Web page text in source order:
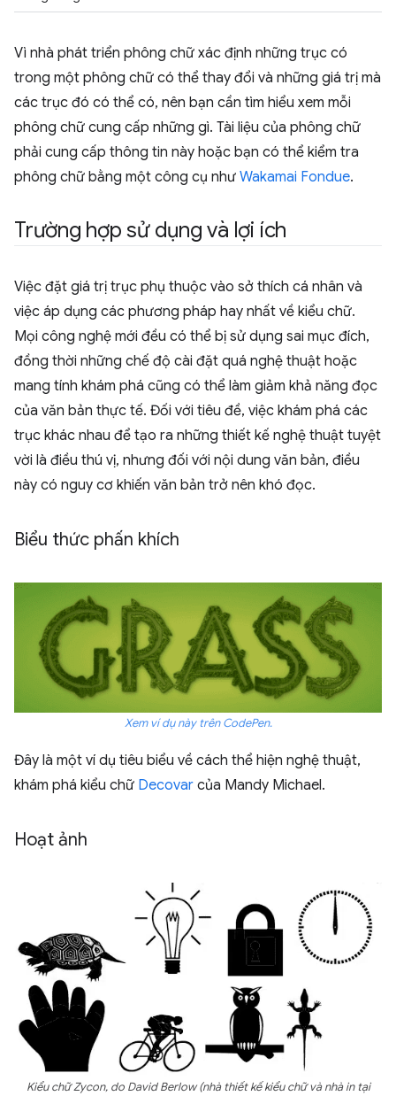
Vì nhà phát triển phông chữ xác định những trục có
trong một phông chữ có thể thay đổi và những giá trị mà
các trục đó có thể có, nên bạn cần tìm hiểu xem mỗi
phông chữ cung cấp những gì. Tài liệu của phông chữ
phải cung cấp thông tin này hoặc bạn có thể kiểm tra
phông chữ bằng một công cụ như Wakamai Fondue.
Trường hợp sử dụng và lợi ích
Việc đặt giá trị trục phụ thuộc vào sở thích cá nhân và
việc áp dụng các phương pháp hay nhất về kiểu chữ.
Mọi công nghệ mới đều có thể bị sử dụng sai mục đích,
đồng thời những chế độ cài đặt quá nghệ thuật hoặc
mang tính khám phá cũng có thể làm giảm khả năng đọc
của văn bản thực tế. Đối với tiêu đề, việc khám phá các
trục khác nhau để tạo ra những thiết kế nghệ thuật tuyệt
vời là điều thú vị, nhưng đối với nội dung văn bản, điều
này có nguy cơ khiến văn bản trở nên khó đọc.
Biểu thức phấn khích
Xem ví dụ này trên CodePen.
Đây là một ví dụ tiêu biểu về cách thể hiện nghệ thuật,
khám phá kiểu chữ Decovar của Mandy Michael.
Hoạt ảnh
Kiểu chữ Zycon, do David Berlow (nhà thiết kế kiểu chữ và nhà in tại